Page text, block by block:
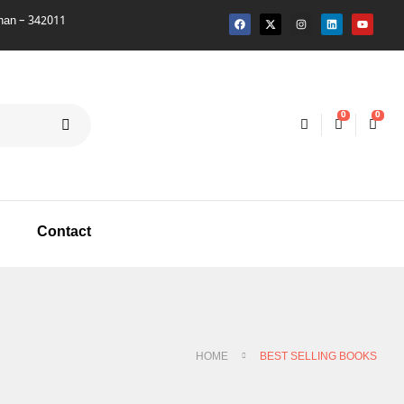
0 0
Contact
HOME BEST SELLING BOOKS